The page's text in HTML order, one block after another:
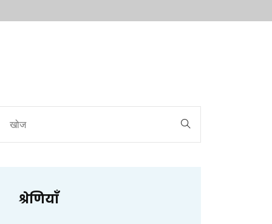
श्रेणियाँ